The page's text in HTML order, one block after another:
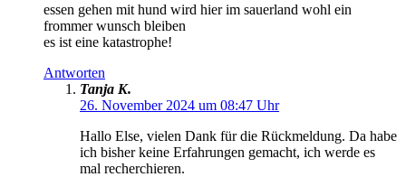
essen gehen mit hund wird hier im sauerland wohl ein
frommer wunsch bleiben
es ist eine katastrophe!
Antworten
Tanja K.
26. November 2024 um 08:47 Uhr
Hallo Else, vielen Dank für die Rückmeldung. Da habe
ich bisher keine Erfahrungen gemacht, ich werde es
mal recherchieren.